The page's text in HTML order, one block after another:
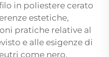
in poliestere cerato
estetiche,
pratiche relative al
e alle esigenze di
come nero,